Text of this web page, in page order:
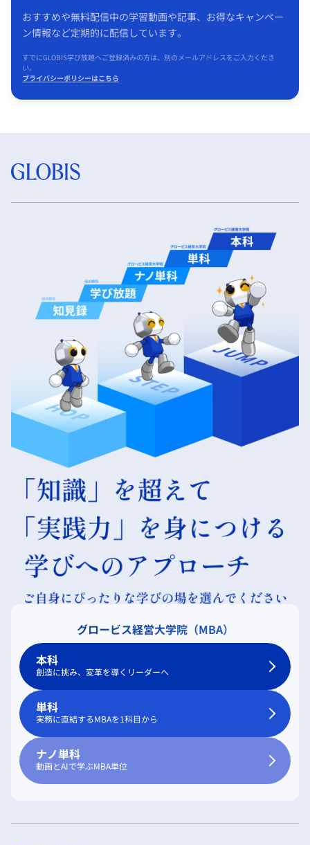
おすすめや無料配信中の学習動画や記事、お得なキャンペー
ン情報など定期的に配信しています。
すでにGLOBIS学び放題へご登録済みの方は、別のメールアドレスをご入力くださ
い。
プライバシーポリシーはこちら
グロービス経営大学院（MBA）
本科
創造に挑み、変革を導くリーダーへ
単科
実務に直結するMBAを1科目から
ナノ単科
動画とAIで学ぶMBA単位